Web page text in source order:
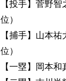
【投手】菅野
位）
【捕手】山本
位）
【一塁】岡本